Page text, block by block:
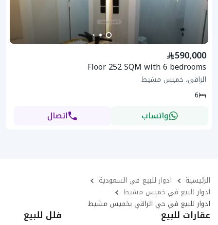
590,000
Floor 252 SQM with 6 bedrooms
الراقي، خميس مشيط
6
واتساب اتصال
الرئيسية
ادوار للبيع في السعودية
ادوار للبيع في خميس مشيط
ادوار للبيع في حي الراقي بخميس مشيط
عقارات للبيع فلل للبيع